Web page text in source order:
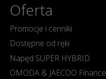
Oferta
Promocje i cenniki
Dostępne od ręki
Napęd SUPER HYBRID
OMODA & JAECOO Finance